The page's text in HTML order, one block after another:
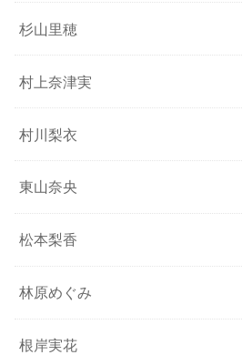
杉山里穂
村上奈津実
村川梨衣
東山奈央
松本梨香
林原めぐみ
根岸実花